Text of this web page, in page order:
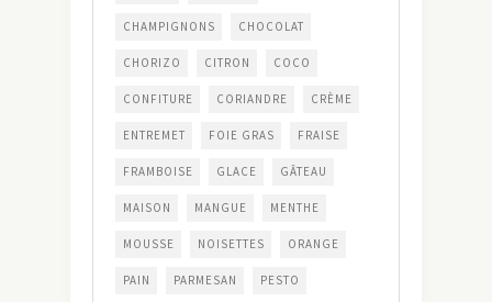
CHAMPIGNONS CHOCOLAT
CHORIZO CITRON COCO
CONFITURE CORIANDRE CRÈME
ENTREMET FOIE GRAS FRAISE
FRAMBOISE GLACE GÂTEAU
MAISON MANGUE MENTHE
MOUSSE NOISETTES ORANGE
PAIN PARMESAN PESTO